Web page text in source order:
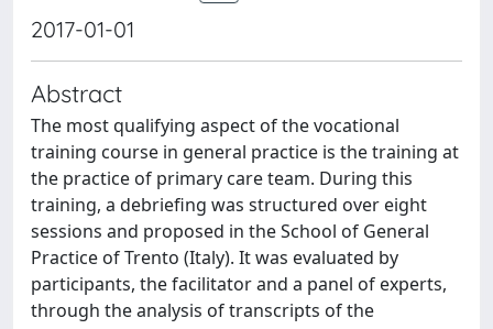
2017-01-01
Abstract
The most qualifying aspect of the vocational
training course in general practice is the training at
the practice of primary care team. During this
training, a debriefing was structured over eight
sessions and proposed in the School of General
Practice of Trento (Italy). It was evaluated by
participants, the facilitator and a panel of experts,
through the analysis of transcripts of the